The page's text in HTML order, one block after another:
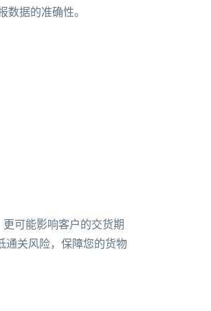
据的准确性。
可能影响客户的交货期
通关风险，保障您的货物